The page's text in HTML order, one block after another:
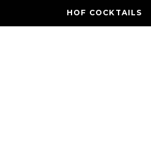
HOF COCKTAILS